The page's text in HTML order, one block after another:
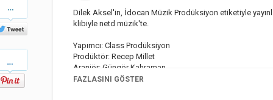
on
Twitter
Dilek Aksel'in, İdocan Müzik Prodüksiyon etiketiyle
klibiyle netd müzik'te.
Yapımcı: Class Prodüksiyon
Prodüktör: Recep Millet
Aranjör: Güngör Kahraman
Editör: Efsun Günay
FAZLASINI GÖSTER